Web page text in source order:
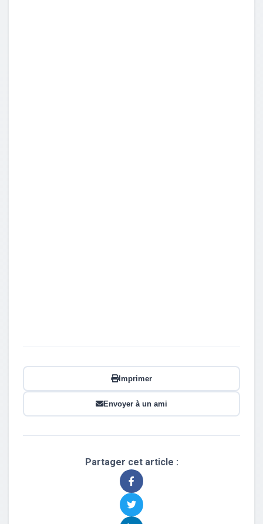
Imprimer
Envoyer à un ami
Partager cet article :